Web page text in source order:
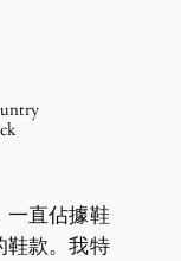
一直佔據鞋
鞋款。我特